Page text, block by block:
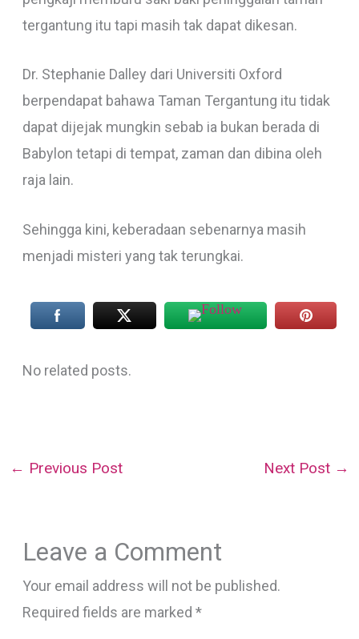
tergantung itu tapi masih tak dapat dikesan.
Dr. Stephanie Dalley dari Universiti Oxford
berpendapat bahawa Taman Tergantung itu tidak
dapat dijejak mungkin sebab ia bukan berada di
Babylon tetapi di tempat, zaman dan dibina oleh
raja lain.
Sehingga kini, keberadaan sebenarnya masih
menjadi misteri yang tak terungkai.
No related posts.
← Previous Post Next Post →
Leave a Comment
Your email address will not be published.
Required fields are marked *